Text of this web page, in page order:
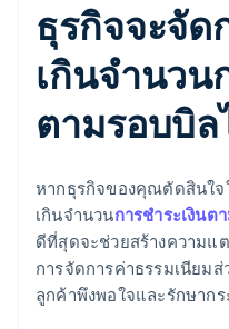
ธุรกิจจะจัด
เกินจํานวน
ตามรอบบิล
หากธุรกิจของคุณตัดสินใจ
เกินจํานวนการชําระเงินต
ดีที่สุดจะช่วยสร้างความแ
การจัดการค่าธรรมเนียม
ลูกค้าพึงพอใจและรักษาก